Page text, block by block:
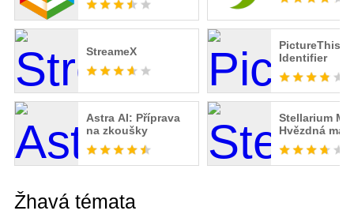
StreameX
PictureThis -
Identifier
Astra AI: Příprava
na zkoušky
Stellarium
Hvězdná
Žhavá témata